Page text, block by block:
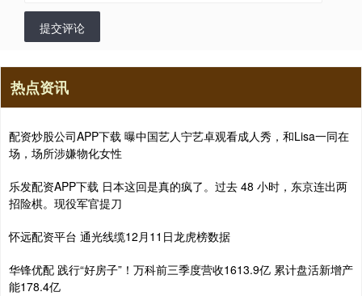
提交评论
热点资讯
配资炒股公司APP下载 曝中国艺人宁艺卓观看成人秀，和Lisa一同在
场，场所涉嫌物化女性
乐发配资APP下载 日本这回是真的疯了。过去 48 小时，东京连出两
招险棋。现役军官提刀
怀远配资平台 通光线缆12月11日龙虎榜数据
华锋优配 践行“好房子”！万科前三季度营收1613.9亿 累计盘活新增产
能178.4亿